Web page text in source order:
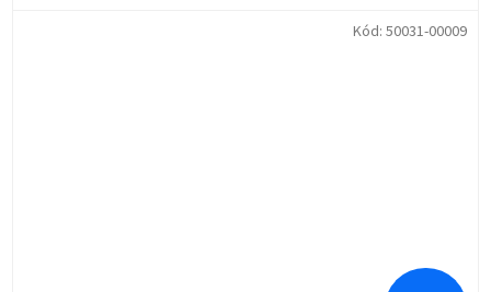
Kód: 50031-00009